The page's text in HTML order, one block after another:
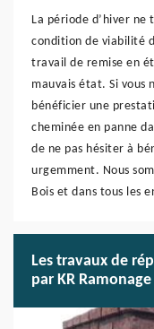
La période d’hiver ne
condition de viabilité
travail de remise en
mauvais état. Si vous
bénéficier une
cheminée en panne
de ne pas hésiter à
urgemment. Nous
Bois et dans tous les
Les travaux de
par KR